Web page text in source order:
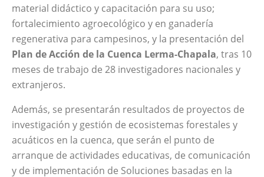
material didáctico y capacitación para su uso;
fortalecimiento agroecológico y en ganadería
regenerativa para campesinos, y la presentación del
Plan de Acción de la Cuenca Lerma-Chapala, tras 10
meses de trabajo de 28 investigadores nacionales y
extranjeros.
Además, se presentarán resultados de proyectos de
investigación y gestión de ecosistemas forestales y
acuáticos en la cuenca, que serán el punto de
arranque de actividades educativas, de comunicación
y de implementación de Soluciones basadas en la